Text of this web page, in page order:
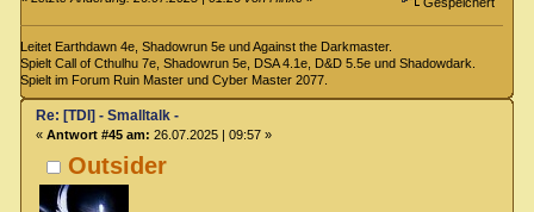
Leitet Earthdawn 4e, Shadowrun 5e und Against the Darkmaster.
Spielt Call of Cthulhu 7e, Shadowrun 5e, DSA 4.1e, D&D 5.5e und Shadowdark.
Spielt im Forum Ruin Master und Cyber Master 2077.
Outsider
Re: [TDI] - Smalltalk -
« Antwort #45 am: 26.07.2025 | 09:57 »